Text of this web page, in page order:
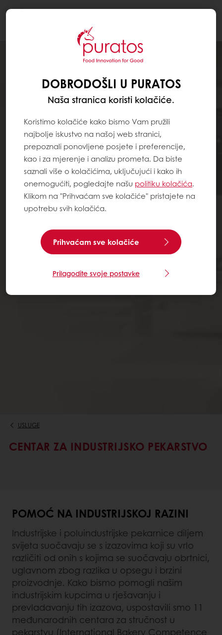
USLUGE
CENTAR ZA INDUSTRIJSKO PEKARSTVO
POMOĆ NA INDUSTRIJSKOJ RAZINI
Industrijske i poluindustrijske pekarnice diljem
svijeta suočavaju se s izazovima koji su vrlo
različiti od onih s kojima se suočavaju obrtnici,
uglavnom zbog razlika u opsegu i brzini
proizvodnje. Kako bismo pomogli našim
industrijskim kupcima u rješavanju i
prevladavanju tih izazova, uspostavili smo 11
međunarodnih centara za stručnost u
pekarstvu (International Bakery Competence
DOBRODOŠLI U PURATOS
Naša stranica koristi kolačiće.
Koristimo kolačiće kako bismo Vam pružili
najbolje iskustvo na našoj web stranici,
prepoznali ponovljene posjete i preferencije,
kao i za mjerenje i analizu prometa. Da biste
saznali više o kolačićima, uključujući i kako ih
onemogućiti, pogledajte našu politiku kolačića.
Klikom na "Prihvaćam sve kolačiće" pristajete na
upotrebu svih kolačića.
Prihvaćam sve kolačiće
Prilagodite svoje postavke